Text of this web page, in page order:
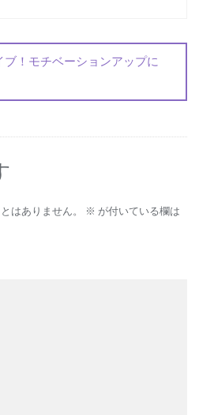
ブ！モチベーションアップに
はありません。 ※ が付いている欄は